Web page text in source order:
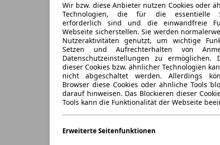
Wir bzw. diese Anbieter nutzen Cookies oder
Technologien, die für die essentielle
erforderlich sind und die einwandfreie
Webseite sicherstellen. Sie werden
Nutzeraktivitäten genutzt, um wichtige
Setzen und Aufrechterhalten von
Datenschutzeinstellungen zu ermöglichen.
dieser Cookies bzw. ähnlicher Technologien
nicht abgeschaltet werden. Allerdings
Browser diese Cookies oder ähnliche Tools
darauf hinweisen. Das Blockieren dieser
Tools kann die Funktionalität der Webseite
Erweiterte Seitenfunktionen